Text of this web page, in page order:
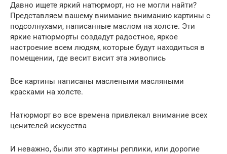
Давно ищете яркий натюрморт, но не могли найти?
Представляем вашему внимание вниманию картины с
подсолнухами, написанные маслом на холсте. Эти
яркие натюрморты создадут радостное, яркое
настроение всем людям, которые будут находиться в
помещении, где весит висит эта живопись
Все картины написаны маслеными масляными
красками на холсте.
Натюрморт во все времена привлекал внимание всех
ценителей искусства
И неважно, были это картины реплики, или дорогие